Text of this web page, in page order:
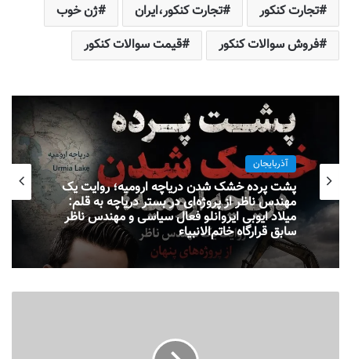
تجارت ‎کنکور تجارت ‎کنکور،ایران
ژن خوب
فروش سوالات ‎کنکور
قیمت سوالات ‎کنکور
آذربایجان
پشت پرده خشک شدن دریاچه ارومیه؛ روایت یک
مهندس ناظر از پروژه‌ای در بستر دریاچه به قلم:
میلاد ایوبی ایروانلو فعال سیاسی و مهندس ناظر
سابق قرارگاه خاتم‌الانبیاء